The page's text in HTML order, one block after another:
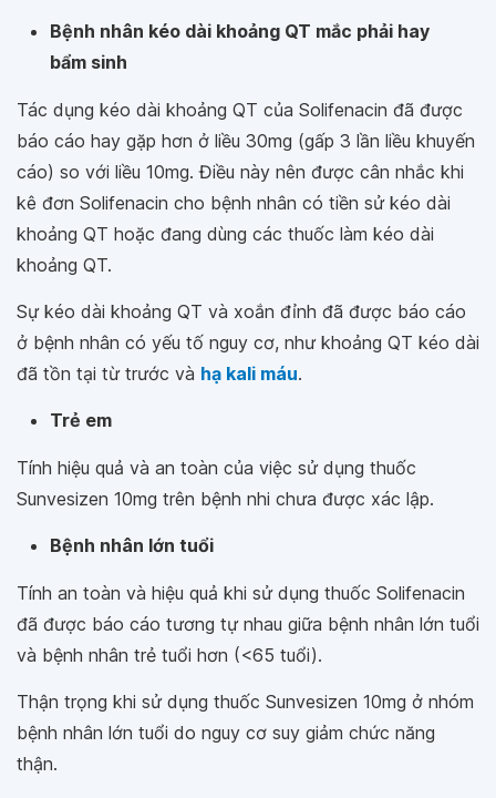
Bệnh nhân kéo dài khoảng QT mắc phải hay
bẩm sinh
Tác dụng kéo dài khoảng QT của Solifenacin đã được
báo cáo hay gặp hơn ở liều 30mg (gấp 3 lần liều khuyến
cáo) so với liều 10mg. Điều này nên được cân nhắc khi
kê đơn Solifenacin cho bệnh nhân có tiền sử kéo dài
khoảng QT hoặc đang dùng các thuốc làm kéo dài
khoảng QT.
Sự kéo dài khoảng QT và xoắn đỉnh đã được báo cáo
ở bệnh nhân có yếu tố nguy cơ, như khoảng QT kéo dài
đã tồn tại từ trước và hạ kali máu.
Trẻ em
Tính hiệu quả và an toàn của việc sử dụng thuốc
Sunvesizen 10mg trên bệnh nhi chưa được xác lập.
Bệnh nhân lớn tuổi
Tính an toàn và hiệu quả khi sử dụng thuốc Solifenacin
đã được báo cáo tương tự nhau giữa bệnh nhân lớn tuổi
và bệnh nhân trẻ tuổi hơn (<65 tuổi).
Thận trọng khi sử dụng thuốc Sunvesizen 10mg ở nhóm
bệnh nhân lớn tuổi do nguy cơ suy giảm chức năng
thận.